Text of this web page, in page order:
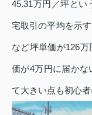
45.31万円／坪とい
宅取引の平均を示
など坪単価が126
価が4万円に届かな
て大きい点も初心